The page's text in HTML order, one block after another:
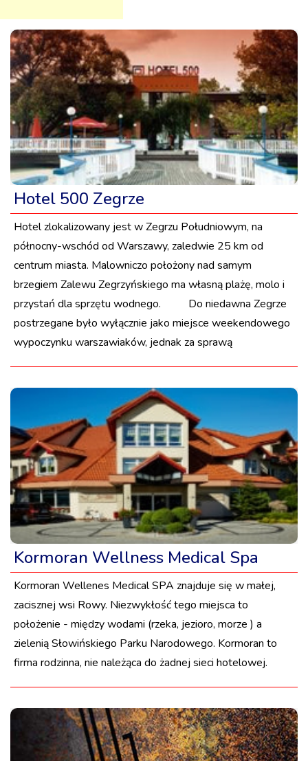
Hotel 500 Zegrze
Hotel zlokalizowany jest w Zegrzu Południowym, na
północny-wschód od Warszawy, zaledwie 25 km od
centrum miasta. Malowniczo położony nad samym
brzegiem Zalewu Zegrzyńskiego ma własną plażę, molo i
przystań dla sprzętu wodnego. Do niedawna Zegrze
postrzegane było wyłącznie jako miejsce weekendowego
wypoczynku warszawiaków, jednak za sprawą
Kormoran Wellness Medical Spa
Kormoran Wellenes Medical SPA znajduje się w małej,
zacisznej wsi Rowy. Niezwykłość tego miejsca to
położenie - między wodami (rzeka, jezioro, morze ) a
zielenią Słowińskiego Parku Narodowego. Kormoran to
firma rodzinna, nie należąca do żadnej sieci hotelowej.